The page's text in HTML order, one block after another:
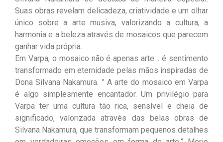
Suas obras revelam delicadeza, criatividade e um olhar
único sobre a arte musiva, valorizando a cultura, a
harmonia e a beleza através de mosaicos que parecem
ganhar vida própria.
Em Varpa, o mosaico não é apenas arte… é sentimento
transformado em eternidade pelas mãos inspiradas de
Dona Silvana Nakamura. ” A arte do mosaico em Varpa
é algo simplesmente encantador. Um privilégio para
Varpa ter uma cultura tão rica, sensível e cheia de
significado, valorizada através das belas obras de
Silvana Nakamura, que transformam pequenos detalhes